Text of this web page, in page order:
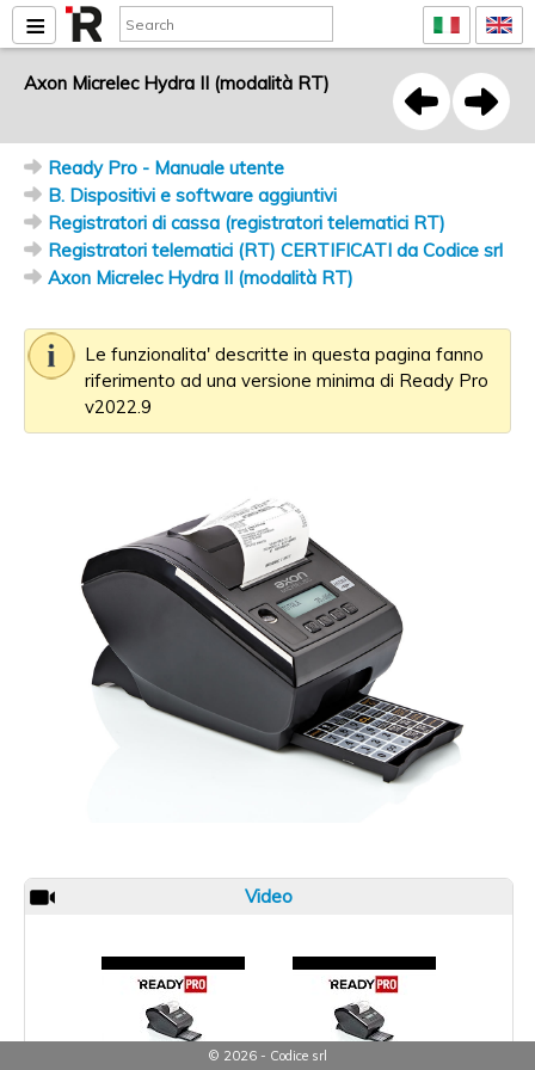
Axon Micrelec Hydra II (modalità RT)
Ready Pro - Manuale utente
B. Dispositivi e software aggiuntivi
Registratori di cassa (registratori telematici RT)
Registratori telematici (RT) CERTIFICATI da Codice srl
Axon Micrelec Hydra II (modalità RT)
Le funzionalita' descritte in questa pagina fanno
riferimento ad una versione minima di Ready Pro
v2022.9
Video
© 2026 - Codice srl